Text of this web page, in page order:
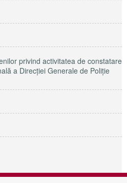
privind activitatea de constatare
a Direcției Generale de Poliție